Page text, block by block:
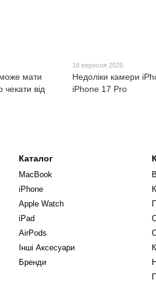
мати
від
18 вересня 2025
Недоліки камери
iPhone 17 Pro
Каталог
MacBook
iPhone
Apple Watch
iPad
AirPods
Інші Аксесуари
Бренди